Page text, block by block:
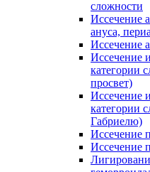
сложности
Иссечение
ануса,
Иссечение
Иссечение
категории
просвет)
Иссечение
категории
Габриелю)
Иссечение
Иссечение